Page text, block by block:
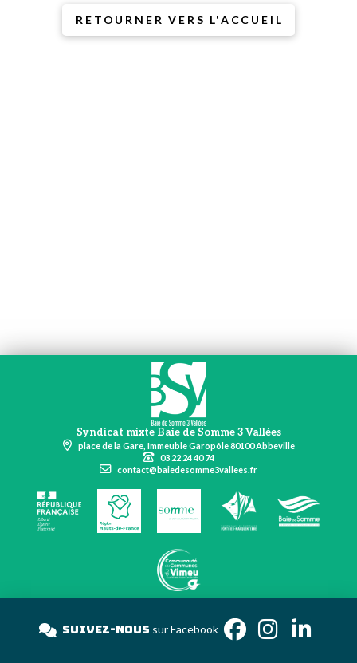
RETOURNER VERS L'ACCUEIL
Syndicat mixte Baie de Somme 3 Vallées
place de la Gare, Immeuble Garopôle 80100 Abbeville
03 22 24 40 74
contact@baiedesomme3vallees.fr
Suivez-nous sur Facebook